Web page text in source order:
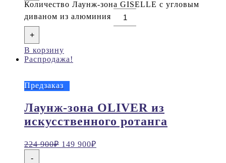
Количество Лаунж-зона GISELLE с угловым
диваном из алюминия
+
В корзину
Распродажа!
Предзаказ
Лаунж-зона OLIVER из
искусственного ротанга
224 900₽ 149 900₽
-